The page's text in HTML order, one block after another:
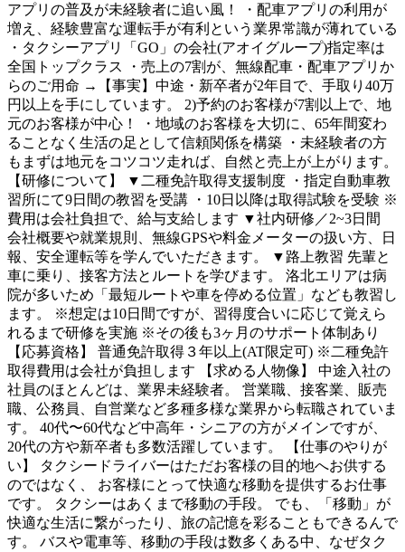
アプリの普及が未経験者に追い風！ ・配車アプリの利用が
増え、経験豊富な運転手が有利という業界常識が薄れている
・タクシーアプリ「GO」の会社(アオイグループ)指定率は
全国トップクラス ・売上の7割が、無線配車・配車アプリか
らのご用命 →【事実】中途・新卒者が2年目で、手取り40万
円以上を手にしています。 2)予約のお客様が7割以上で、地
元のお客様が中心！ ・地域のお客様を大切に、65年間変わ
ることなく生活の足として信頼関係を構築 ・未経験者の方
もまずは地元をコツコツ走れば、自然と売上が上がります。
【研修について】 ▼二種免許取得支援制度 ・指定自動車教
習所にて9日間の教習を受講 ・10日以降は取得試験を受験 ※
費用は会社負担で、給与支給します ▼社内研修／2~3日間
会社概要や就業規則、無線GPSや料金メーターの扱い方、日
報、安全運転等を学んでいただきます。 ▼路上教習 先輩と
車に乗り、接客方法とルートを学びます。 洛北エリアは病
院が多いため「最短ルートや車を停める位置」なども教習し
ます。 ※想定は10日間ですが、習得度合いに応じて覚えら
れるまで研修を実施 ※その後も3ヶ月のサポート体制あり
【応募資格】 普通免許取得３年以上(AT限定可) ※二種免許
取得費用は会社が負担します 【求める人物像】 中途入社の
社員のほとんどは、業界未経験者。 営業職、接客業、販売
職、公務員、自営業など多種多様な業界から転職されていま
す。 40代〜60代など中高年・シニアの方がメインですが、
20代の方や新卒者も多数活躍しています。 【仕事のやりが
い】 タクシードライバーはただお客様の目的地へお供する
のではなく、 お客様にとって快適な移動を提供するお仕事
です。 タクシーはあくまで移動の手段。 でも、「移動」が
快適な生活に繋がったり、旅の記憶を彩ることもできるんで
す。 バスや電車等、移動の手段は数多くある中、なぜタク